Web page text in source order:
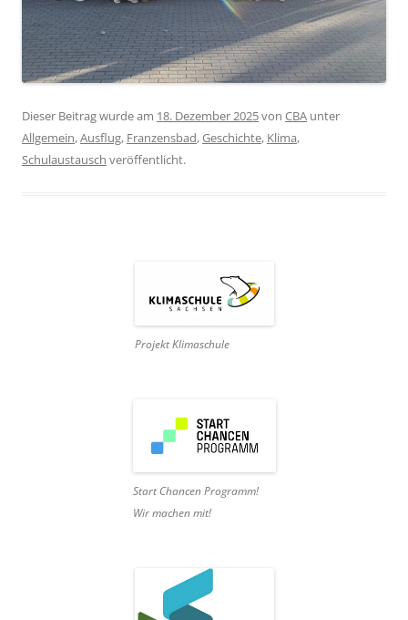
Dieser Beitrag wurde am 18. Dezember 2025von CBA unter
Allgemein,Ausflug, Franzensbad,Geschichte, Klima,
Schulaustausch veröffentlicht.
Projekt Klimaschule
Start Chancen Programm!
Wir machen mit!